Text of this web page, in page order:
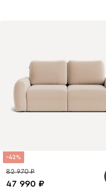
42
47 990
82 970